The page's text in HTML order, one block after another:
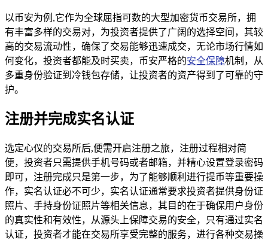
以币安为例,它作为全球屈指可数的大型加密货币交易所，拥
有丰富多样的交易对，为投资者提供了广阔的选择空间，其较
高的交易流动性，确保了交易能够迅速成交，无论市场行情如
何变化，投资者都能及时买卖，币安严格的安全保障机制，从
多重身份验证到冷钱包存储，让投资者的资产得到了可靠的守
护。
注册并完成实名认证
选定心仪的交易所后,便需开启注册之旅，注册过程相对简
便，投资者只需提供手机号码或者邮箱，并精心设置登录密码
即可，注册完成只是第一步，为了能够顺利进行提币等重要操
作，实名认证必不可少，实名认证通常要求投资者提供身份证
照片、手持身份证照片等相关信息，其目的在于确保用户身份
的真实性和有效性，从源头上保障交易的安全，只有通过实名
认证，投资者才能在交易所享受完整的服务，进行各种交易操